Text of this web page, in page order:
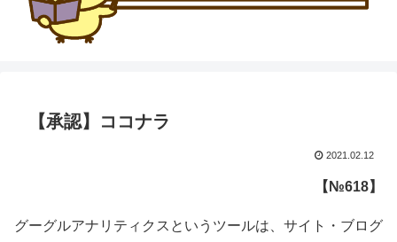
【承認】ココナラ
2021.02.12
【№618】
グーグルアナリティクスというツールは、サイト・ブログ